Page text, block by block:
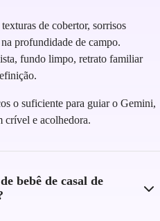
de cobertor, sorrisos
profundidade de campo.
fundo limpo, retrato familiar
o suficiente para guiar o Gemini,
crível e acolhedora.
bebê de casal de